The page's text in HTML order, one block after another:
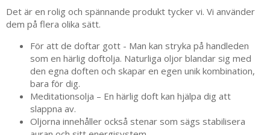
Det är en rolig och spännande produkt tycker vi. Vi använder
dem på flera olika sätt.
För att de doftar gott - Man kan stryka på handleden
som en härlig doftolja. Naturliga oljor blandar sig med
den egna doften och skapar en egen unik kombination,
bara för dig.
Meditationsolja – En härlig doft kan hjälpa dig att
slappna av.
Oljorna innehåller också stenar som sägs stabilisera